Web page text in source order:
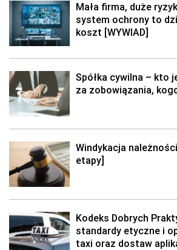
Mała firma, duże
system ochrony to
koszt [WYWIAD]
Spółka cywilna – kto
za zobowiązania,
Windykacja
etapy]
Kodeks Dobrych
standardy etyczne i
taxi oraz dostaw